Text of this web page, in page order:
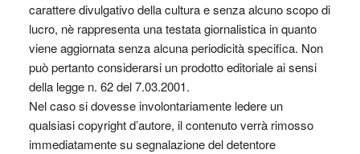
carattere divulgativo della cultura e senza alcuno scopo di
lucro, nè rappresenta una testata giornalistica in quanto
viene aggiornata senza alcuna periodicità specifica. Non
può pertanto considerarsi un prodotto editoriale ai sensi
della legge n. 62 del 7.03.2001.
Nel caso si dovesse involontariamente ledere un
qualsiasi copyright d’autore, il contenuto verrà rimosso
immediatamente su segnalazione del detentore